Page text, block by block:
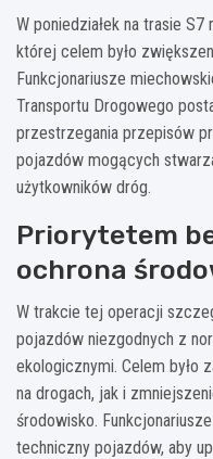
W poniedziałek na trasie
której celem było
Funkcjonariusze
Transportu Drogowego
przestrzegania przepisów
pojazdów mogących
użytkowników dróg.
Priorytetem
ochrona
W trakcie tej operacji
pojazdów niezgodnych z
ekologicznymi. Celem było
na drogach, jak i
środowisko.
techniczny pojazdów, aby